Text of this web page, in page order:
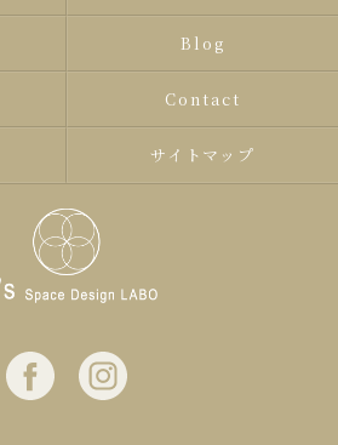
Blog
Contact
サイトマップ